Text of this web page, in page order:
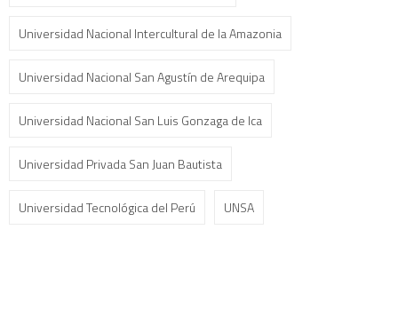
Universidad Nacional Intercultural de la Amazonia
Universidad Nacional San Agustín de Arequipa
Universidad Nacional San Luis Gonzaga de Ica
Universidad Privada San Juan Bautista
Universidad Tecnológica del Perú UNSA